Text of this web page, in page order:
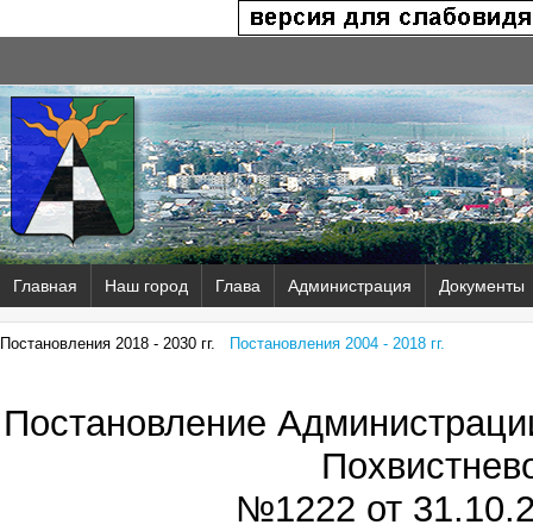
Главная Наш город Глава Администрация Документы
Постановления 2018 - 2030 гг. Постановления 2004 - 2018 гг.
Постановление
№1222 от